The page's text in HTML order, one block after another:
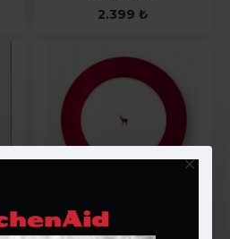
2.399 ₺